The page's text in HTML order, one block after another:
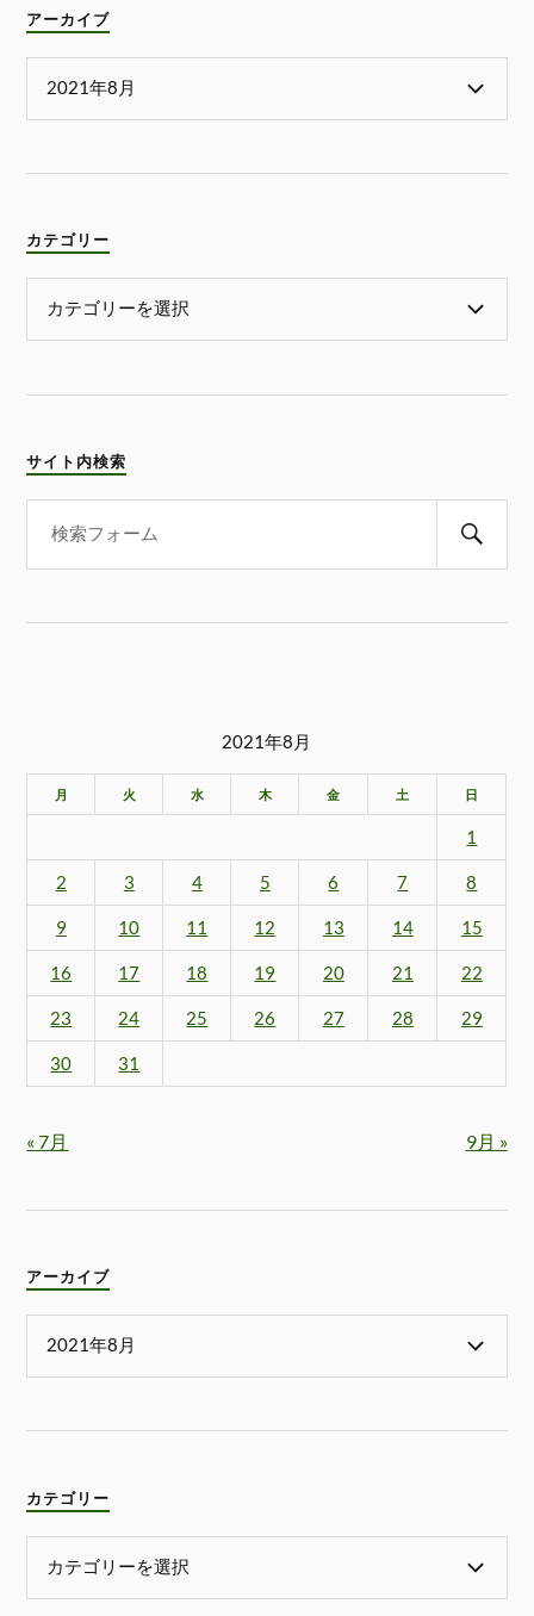
アーカイブ
カテゴリー
サイト内検索
2021年8月
月 火 水 木 金 土 日
1
2 3 4 5 6 7 8
9 10 11 12 13 14 15
16 17 18 19 20 21 22
23 24 25 26 27 28 29
30 31
« 7月 9月 »
アーカイブ
カテゴリー